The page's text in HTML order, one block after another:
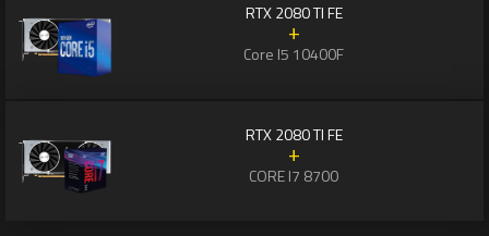
RTX 2080 TI FE
+
Core I5 10400F
RTX 2080 TI FE
+
CORE I7 8700